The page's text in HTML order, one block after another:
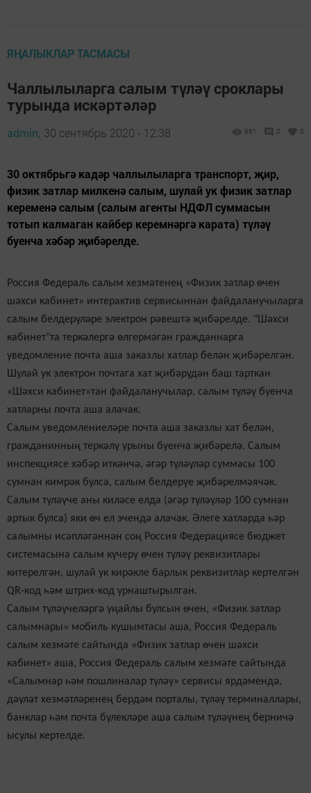
ЯҢАЛЫКЛАР ТАСМАСЫ
Чаллылыларга салым түләү сроклары
турында искәртәләр
admin, 30 сентябрь 2020 - 12:38 961 0 0
30 октябрьгә кадәр чаллылыларга транспорт, җир,
физик затлар милкенә салым, шулай ук физик затлар
кеременә салым (салым агенты НДФЛ суммасын
тотып калмаган кайбер керемнәргә карата) түләү
буенча хәбәр җибәрелде.
Россия Федераль салым хезмәтенең «Физик затлар өчен
шәхси кабинет» интерактив сервисыннан файдаланучыларга
салым белдерүләре электрон рәвештә җибәрелде. "Шәхси
кабинет"та теркәлергә өлгермәгән гражданнарга
уведомление почта аша заказлы хатлар белән җибәрелгән.
Шулай ук электрон почтага хат җибәрүдән баш тарткан
«Шәхси кабинет»тан файдаланучылар, салым түләү буенча
хатларны почта аша алачак.
Салым уведомлениеләре почта аша заказлы хат белән,
гражданинның теркәлү урыны буенча җибәрелә. Салым
инспекциясе хәбәр иткәнчә, әгәр түләүләр суммасы 100
сумнан кимрәк булса, салым белдерүе җибәрелмәячәк.
Салым түләүче аны киләсе елда (әгәр түләүләр 100 сумнан
артык булса) яки өч ел эчендә алачак. Әлеге хатларда һәр
салымны исәпләгәннән соң Россия Федерациясе бюджет
системасына салым күчерү өчен түләү реквизитлары
китерелгән, шулай ук кирәкле барлык реквизитлар кертелгән
QR-код һәм штрих-код урнаштырылган.
Салым түләүчеләргә уңайлы булсын өчен, «Физик затлар
салымнары» мобиль кушымтасы аша, Россия Федераль
салым хезмәте сайтында «Физик затлар өчен шәхси
кабинет» аша, Россия Федераль салым хезмәте сайтында
«Салымнар һәм пошлиналар түләү» сервисы ярдәмендә,
дәүләт хезмәтләренең бердәм порталы, түләү терминаллары,
банклар һәм почта бүлекләре аша салым түләүнең берничә
ысулы кертелде.